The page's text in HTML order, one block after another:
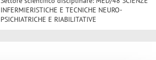
INFERMIERISTICHE E TECNICHE NEURO-
PSICHIATRICHE E RIABILITATIVE